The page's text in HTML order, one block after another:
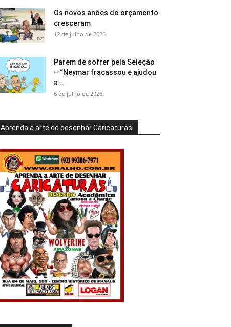
Os novos anões do orçamento
cresceram
12 de julho de 2026
Parem de sofrer pela Seleção
– “Neymar fracassou e ajudou
a...
6 de julho de 2026
Aprenda a arte de desenhar Caricaturas